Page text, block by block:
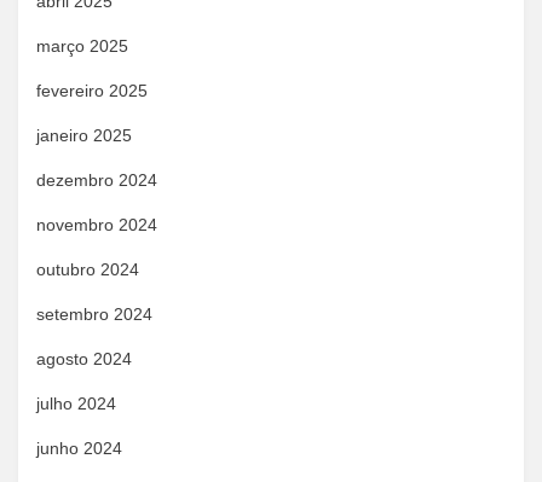
março 2025
fevereiro 2025
janeiro 2025
dezembro 2024
novembro 2024
outubro 2024
setembro 2024
agosto 2024
julho 2024
junho 2024